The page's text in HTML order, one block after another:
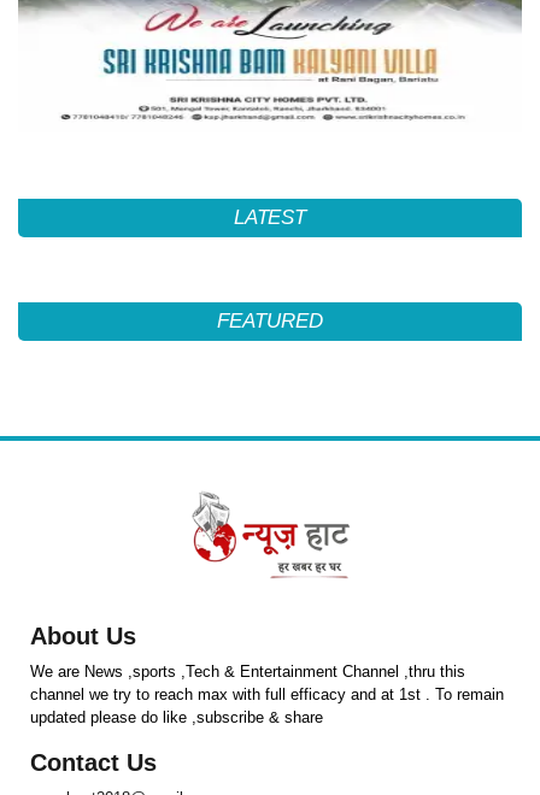
LATEST
FEATURED
About Us
We are News ,sports ,Tech & Entertainment Channel ,thru this
channel we try to reach max with full efficacy and at 1st . To remain
updated please do like ,subscribe & share
Contact Us